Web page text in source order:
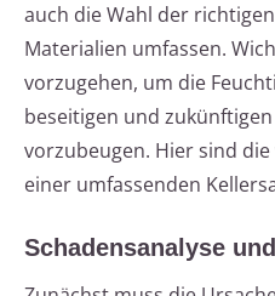
auch die Wahl der
Materialien umfassen.
vorzugehen, um die
beseitigen und
vorzubeugen. Hier sind
einer umfassenden
Schadensanalyse